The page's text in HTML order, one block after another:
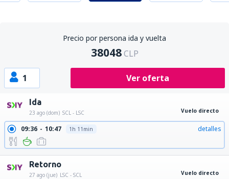
Precio por persona ida y vuelta
38048 CLP
1 Ver oferta
Ida
23 ago (dom) SCL - LSC Vuelo directo
09:36 10:47 1h 11min detalles
Retorno
27 ago (jue) LSC - SCL Vuelo directo